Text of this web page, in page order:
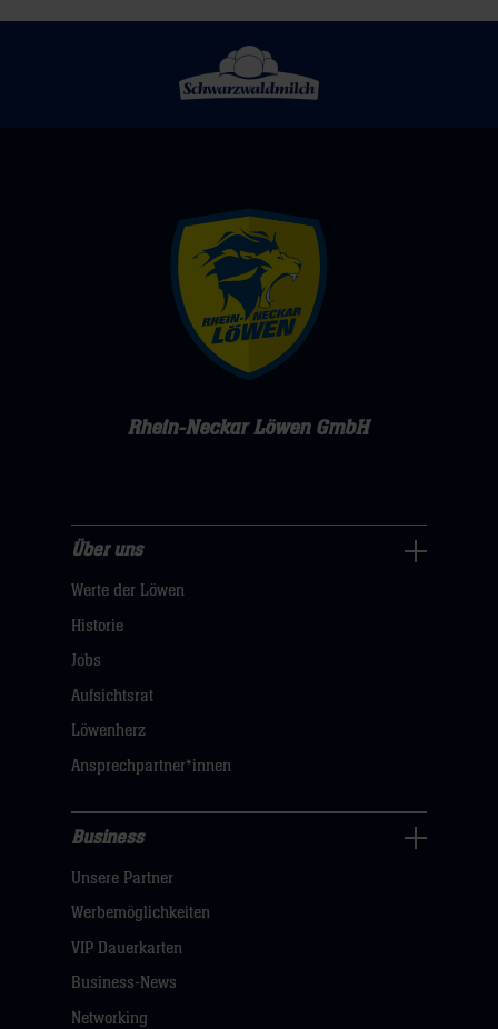
die
Herzen
Rhein-Neckar Löwen GmbH
uns
Navigation
öffnen,
hier
Über uns
Werte der Löwen
Historie
Jobs
Aufsichtsrat
Löwenherz
Ansprechpartner*innen
Navigation
öffnen,
dann
klicken
Business
Unsere Partner
Werbemöglichkeiten
VIP Dauerkarten
Business-News
Networking